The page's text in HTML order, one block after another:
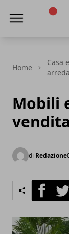
Home
Casa e
Mobili
di Redazione
Facebook